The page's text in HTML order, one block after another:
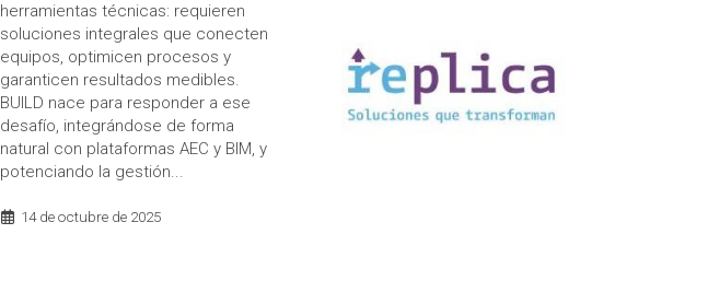
herramientas técnicas: requieren
soluciones integrales que conecten
equipos, optimicen procesos y
garanticen resultados medibles.
BUILD nace para responder a ese
desafío, integrándose de forma
natural con plataformas AEC y BIM, y
potenciando la gestión...
14 de octubre de 2025